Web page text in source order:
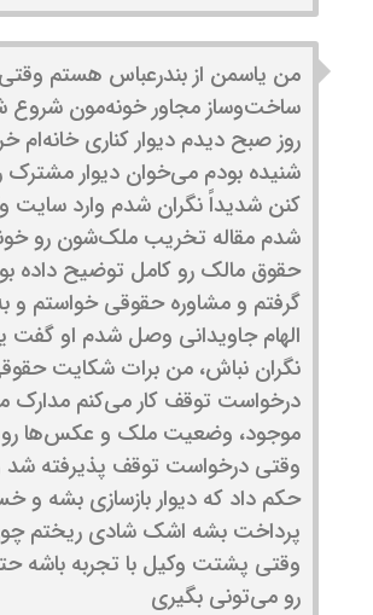
من یاسمن از بندرعباس هستم وقتی
ساخت‌وساز مجاور خونه‌مون
روز صبح دیدم دیوار کناری خانه‌ام
شنیده بودم می‌خوان دیوار
کنن شدیداً نگران شدم وارد سایت
شدم مقاله تخریب ملک‌شون رو
حقوق مالک رو کامل توضیح داده
گرفتم و مشاوره حقوقی خواستم و
الهام جاویدانی وصل شدم او گفت
نگران نباش، من برات شکایت
درخواست توقف کار می‌کنم مدارک
موجود، وضعیت ملک و عکس‌ها
وقتی درخواست توقف پذیرفته شد
حکم داد که دیوار بازسازی بشه و
پرداخت بشه اشک شادی ریختم
وقتی پشتت وکیل با تجربه باشه
رو می‌تونی بگیری